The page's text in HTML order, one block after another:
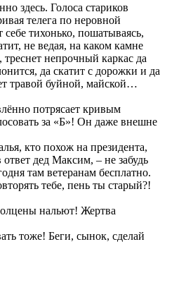
здесь. Голоса стариков
телега по неровной
тихонько, пошатываясь,
не ведая, на каком камне
непрочный каркас да
да скатит с дорожки и да
травой буйной, майской…
потрясает кривым
за «Б»! Он даже внешне
кто похож на президента,
дед Максим, – не забудь
там ветеранам бесплатно.
тебе, пень ты старый?!
нальют! Жертва
тоже! Беги, сынок, сделай